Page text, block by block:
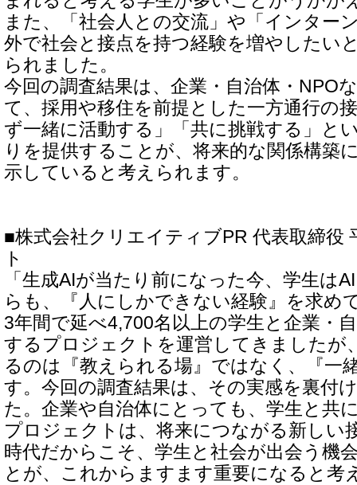
また、「社会人との交流」や「インター
外で社会と接点を持つ経験を増やしたい
られました。
今回の調査結果は、企業・自治体・NPO
て、採用や移住を前提とした一方通行の
ず一緒に活動する」「共に挑戦する」と
りを提供することが、将来的な関係構築
示していると考えられます。
■株式会社クリエイティブPR 代表取締役
ト
「生成AIが当たり前になった今、学生は
らも、『人にしかできない経験』を求め
3年間で延べ4,700名以上の学生と企業・
するプロジェクトを運営してきましたが
るのは『教えられる場』ではなく、『一
す。今回の調査結果は、その実感を裏付
た。企業や自治体にとっても、学生と共
プロジェクトは、将来につながる新しい
時代だからこそ、学生と社会が出会う機
とが、これからますます重要になると考